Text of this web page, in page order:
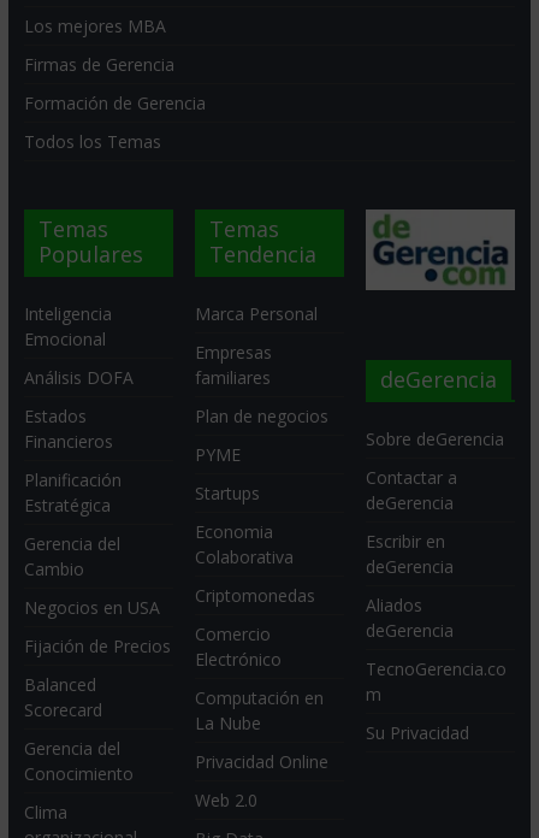
Los mejores MBA
Firmas de Gerencia
Formación de Gerencia
Todos los Temas
Temas
Populares
Inteligencia
Emocional
Análisis DOFA
Estados
Financieros
Planificación
Estratégica
Gerencia del
Cambio
Negocios en USA
Fijación de Precios
Balanced
Scorecard
Gerencia del
Conocimiento
Clima
Temas
Tendencia
Marca Personal
Empresas
familiares
Plan de negocios
PYME
Startups
Economia
Colaborativa
Criptomonedas
Comercio
Electrónico
Computación en
La Nube
Privacidad Online
Web 2.0
deGerencia
Sobre deGerencia
Contactar a
deGerencia
Escribir en
deGerencia
Aliados
deGerencia
TecnoGerencia.co
m
Su Privacidad